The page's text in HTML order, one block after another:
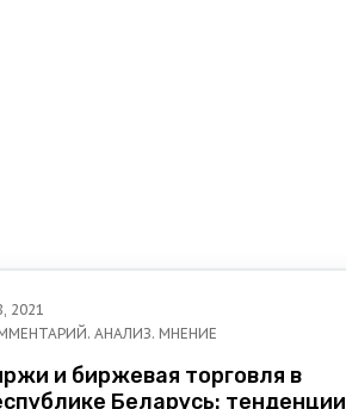
, 2021
АНАЛИЗ. МНЕНИЕ
и биржевая торговля в
Беларусь: тенденции